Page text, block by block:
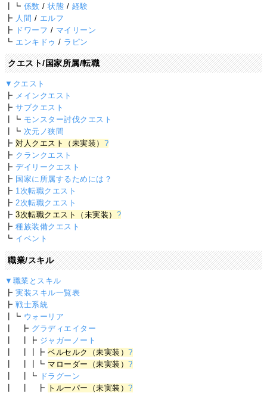
┃┗ 係数 /状態 / 経験
┣ 人間 / エルフ
┣ ドワーフ / マイリーン
┗ エンキドゥ / ラピン
クエスト/国家所属/転職
▼クエスト
┣ メインクエスト
┣サブクエスト
┃┗ モンスター討伐クエスト
┃┗ 次元ノ狭間
┣対人クエスト（未実装） ?
┣ クランクエスト
┣デイリークエスト
┣ 国家に所属するためには？
┣ 1次転職クエスト
┣2次転職クエスト
┣3次転職クエスト（未実装） ?
┣種族装備クエスト
┗ イベント
職業/スキル
▼職業とスキル
┣実装スキル一覧表
┣戦士系統
┃┗ ウォーリア
┃ ┣ グラディエイター
┃ ┃┣ ジャガーノート
┃ ┃┃┣ベルセルク（未実装）?
┃ ┃┃┗ マローダー（未実装）?
┃ ┃┗ ドラグーン
┃ ┃ ┣ トルーパー（未実装）?